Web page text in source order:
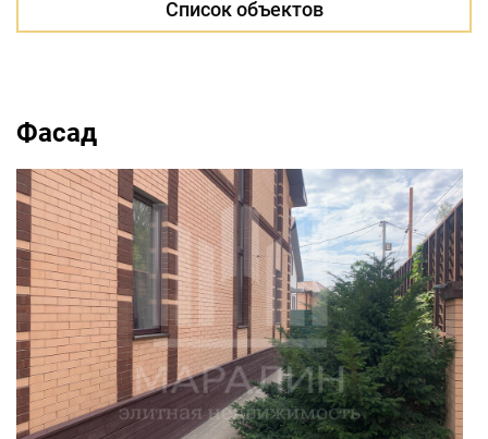
Список объектов
Фасад